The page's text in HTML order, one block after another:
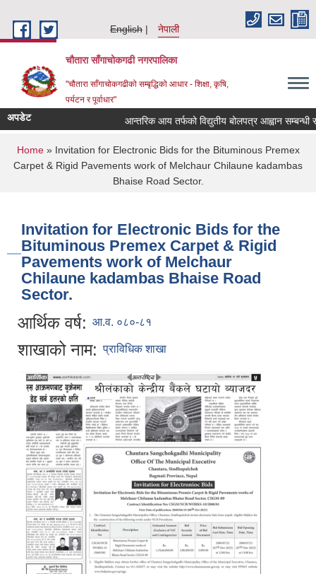
English
नेपाली
चौतारा साँगाचोकगढी नगरपालिका
"चौतारा साँगाचोकगढीको सम्बृद्धिको आधार - शिक्षा, कृषि,
पर्यटन र पूर्वाधार"
अपडेट आन्तरिक आय तर्फको विद्युतीय बोलपत्र आह्वान सम्बन्धी
You are here
Home» Invitation for Electronic Bids for the Bituminous Premex
Carpet & Rigid Pavements work of Melchaur Chilaune kadambas
Bhaise Road Sector.
Invitation for Electronic Bids for the
Bituminous Premex Carpet & Rigid
Pavements work of Melchaur
Chilaune kadambas Bhaise Road
Sector.
आर्थिक वर्ष: आ.व. ०८०-८१
शाखाको नाम: प्राविधिक शाखा